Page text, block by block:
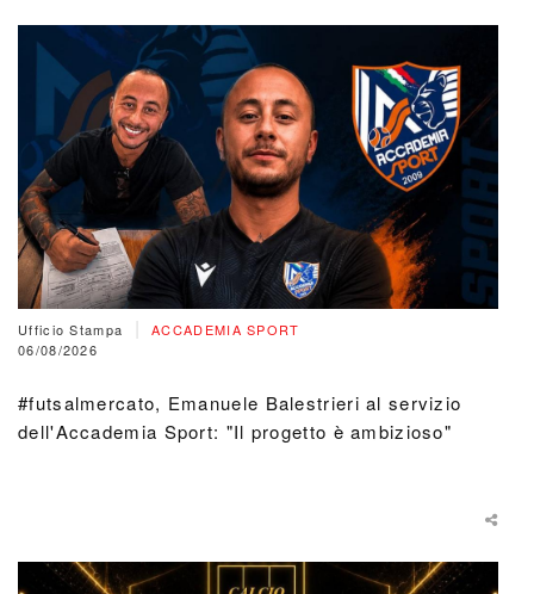
Ufficio Stampa
ACCADEMIA SPORT
06/08/2026
#futsalmercato, Emanuele Balestrieri al servizio
dell'Accademia Sport: "Il progetto è ambizioso"